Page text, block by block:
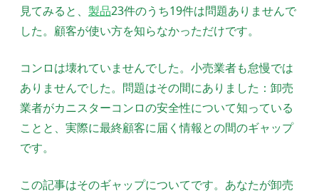
見てみると、 製品23件のうち19件は問題ありませんで
した。顧客が使い方を知らなかっただけです。
コンロは壊れていませんでした。小売業者も怠慢では
ありませんでした。問題はその間にありました：卸売
業者がカニスターコンロの安全性について知っている
ことと、実際に最終顧客に届く情報との間のギャップ
です。
この記事はそのギャップについてです。あなたが卸売